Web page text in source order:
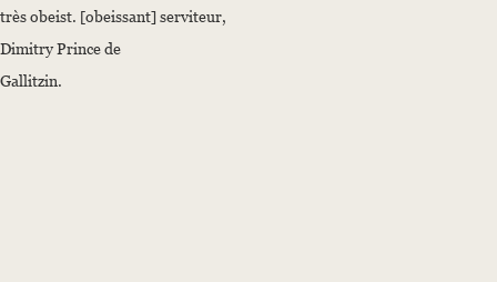
très obeist. [obeissant] serviteur,
Dimitry Prince de
Gallitzin.